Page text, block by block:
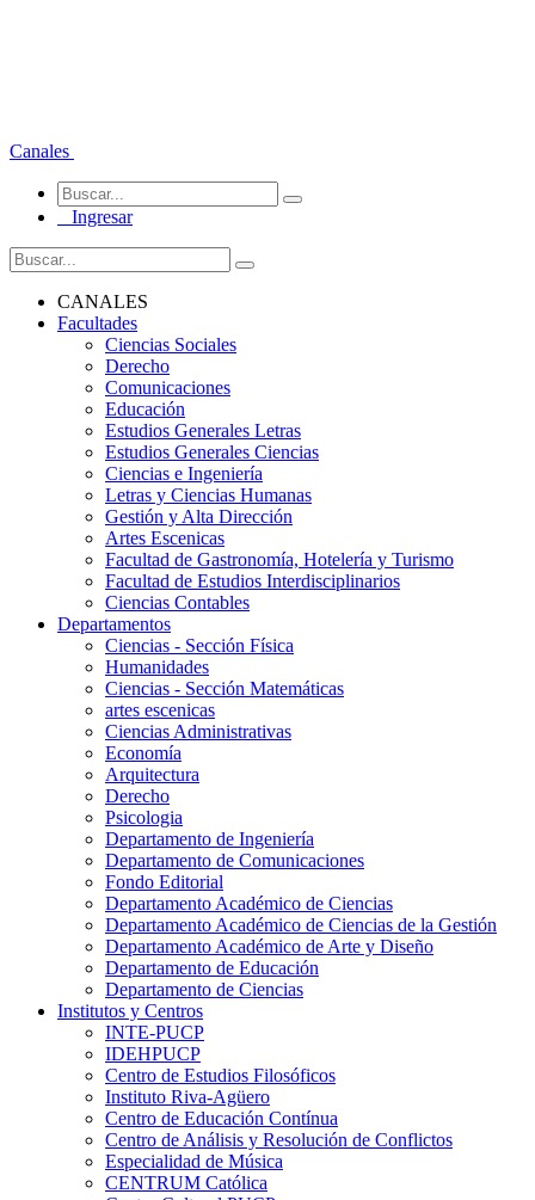
Canales
Ingresar
CANALES
Facultades
Ciencias Sociales
Derecho
Comunicaciones
Educación
Estudios Generales Letras
Estudios Generales Ciencias
Ciencias e Ingeniería
Letras y Ciencias Humanas
Gestión y Alta Dirección
Artes Escenicas
Facultad de Gastronomía, Hotelería y Turismo
Facultad de Estudios Interdisciplinarios
Ciencias Contables
Departamentos
Ciencias - Sección Física
Humanidades
Ciencias - Sección Matemáticas
artes escenicas
Ciencias Administrativas
Economía
Arquitectura
Derecho
Psicologia
Departamento de Ingeniería
Departamento de Comunicaciones
Fondo Editorial
Departamento Académico de Ciencias
Departamento Académico de Ciencias de la Gestión
Departamento Académico de Arte y Diseño
Departamento de Educación
Departamento de Ciencias
Institutos y Centros
INTE-PUCP
IDEHPUCP
Centro de Estudios Filosóficos
Instituto Riva-Agüero
Centro de Educación Contínua
Centro de Análisis y Resolución de Conflictos
Especialidad de Música
CENTRUM Católica